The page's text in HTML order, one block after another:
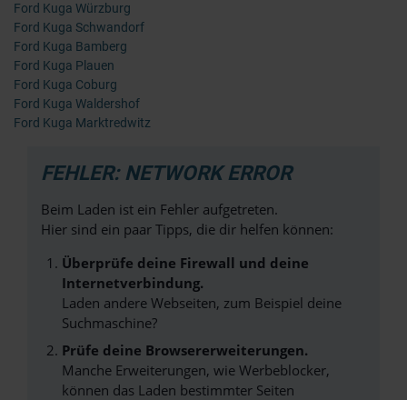
Ford Kuga Würzburg
Ford Kuga Schwandorf
Ford Kuga Bamberg
Ford Kuga Plauen
Ford Kuga Coburg
Ford Kuga Waldershof
Ford Kuga Marktredwitz
FEHLER: NETWORK ERROR
Beim Laden ist ein Fehler aufgetreten.
Hier sind ein paar Tipps, die dir helfen können:
Überprüfe deine Firewall und deine
Internetverbindung.
Laden andere Webseiten, zum Beispiel deine
Suchmaschine?
Prüfe deine Browsererweiterungen.
Manche Erweiterungen, wie Werbeblocker,
können das Laden bestimmter Seiten